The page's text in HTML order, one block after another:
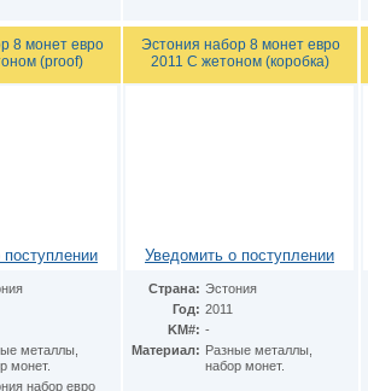
8 монет евро
(proof)
металлы,
монет.
набор евро
Эстония набор 8 монет евро
2011 С жетоном (коробка)
Уведомить о поступлении
Страна: Эстония
Год: 2011
KM#: -
Материал: Разные металлы,
набор монет.